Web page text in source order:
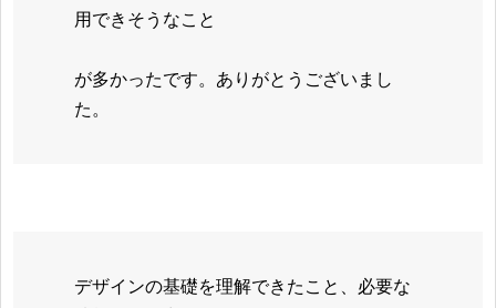
用できそうなこと
が多かったです。ありがとうございまし
た。
デザインの基礎を理解できたこと、必要な